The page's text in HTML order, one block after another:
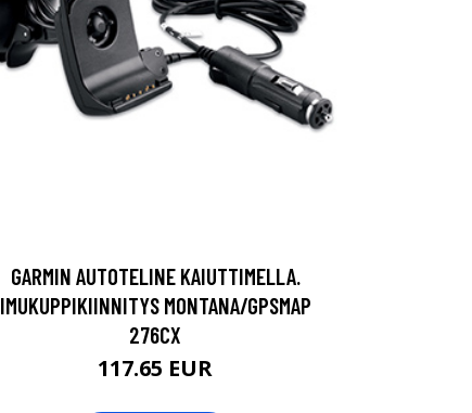
GARMIN AUTOTELINE KAIUTTIMELLA.
IMUKUPPIKIINNITYS MONTANA/GPSMAP
276CX
117.65 EUR